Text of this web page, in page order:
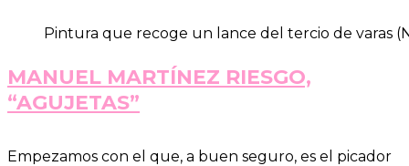
Pintura que recoge un lance del tercio de varas
MANUEL MARTÍNEZ RIESGO,
“AGUJETAS”
Empezamos con el que, a buen seguro, es el picador